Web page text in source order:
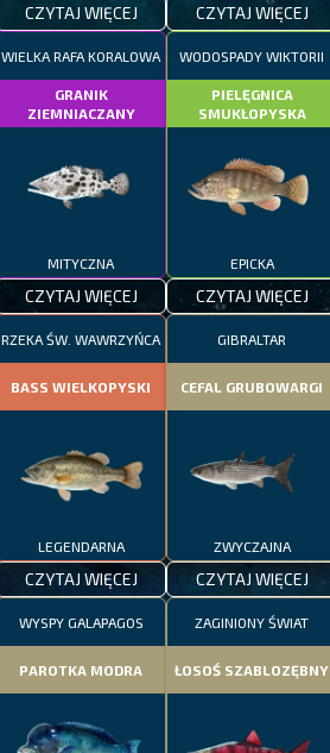
CZYTAJ WIĘCEJ CZYTAJ WIĘCEJ
WIELKA RAFA KORALOWA
GRANIK
ZIEMNIACZANY
MITYCZNA
CZYTAJ WIĘCEJ
WODOSPADY WIKTORII
PIELĘGNICA
SMUKŁOPYSKA
EPICKA
CZYTAJ WIĘCEJ
RZEKA ŚW. WAWRZYŃCA
BASS WIELKOPYSKI
LEGENDARNA
CZYTAJ WIĘCEJ
GIBRALTAR
CEFAL GRUBOWARGI
ZWYCZAJNA
CZYTAJ WIĘCEJ
WYSPY GALAPAGOS
PAROTKA MODRA
ZAGINIONY ŚWIAT
ŁOSOŚ SZABLOZĘBNY